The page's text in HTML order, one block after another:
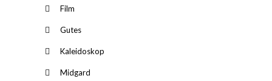
Film
Gutes
Kaleidoskop
Midgard